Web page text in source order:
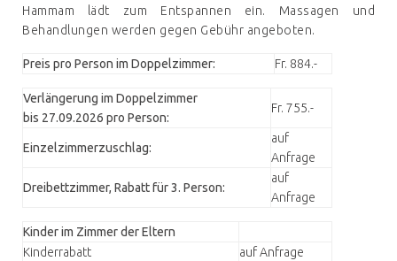
Hammam lädt zum Entspannen ein. Massagen und
Behandlungen werden gegen Gebühr angeboten.
Preis pro Person im Doppelzimmer: Fr. 884.-
Verlängerung im Doppelzimmer
bis 27.09.2026 pro Person:
Fr. 755.-
Einzelzimmerzuschlag:
auf
Anfrage
Dreibettzimmer, Rabatt für 3. Person:
auf
Anfrage
Kinder im Zimmer der Eltern
Kinderrabatt
auf Anfrage